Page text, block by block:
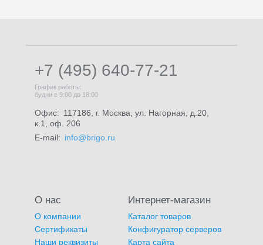
+7 (495) 640-77-21
График работы:
будни с 9:00 до 18:00
Офис: 117186, г. Москва, ул. Нагорная, д.20,
к.1, оф. 206
E-mail: info@brigo.ru
О нас
О компании
Сертификаты
Наши реквизиты
Интернет-магазин
Каталог товаров
Конфигуратор серверов
Карта сайта